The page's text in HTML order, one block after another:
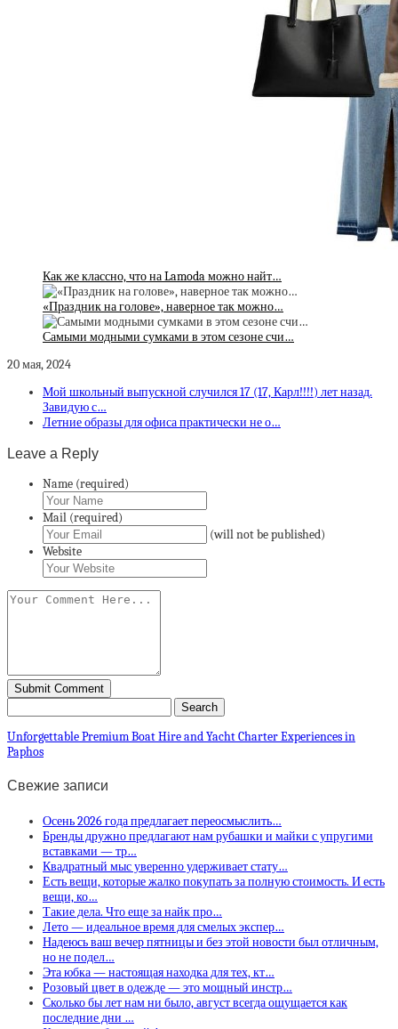
Как же классно, что на Lamoda можно найт…
«Праздник на голове», наверное так можно…
Самыми модными сумками в этом сезоне счи…
20 мая, 2024
Мой школьный выпускной случился 17 (17, Карл!!!!) лет назад.
Завидую с…
Летние образы для офиса практически не о…
Leave a Reply
Name (required)
Mail (required)
(will not be published)
Website
Unforgettable Premium Boat Hire and Yacht Charter Experiences in
Paphos
Свежие записи
Осень 2026 года предлагает переосмыслить…
Бренды дружно предлагают нам рубашки и майки с упругими
вставками — тр…
Квадратный мыс уверенно удерживает стату…
Есть вещи, которые жалко покупать за полную стоимость. И есть
вещи, ко…
Такие дела. Что еще за найк про…
Лето — идеальное время для смелых экспер…
Надеюсь ваш вечер пятницы и без этой новости был отличным,
но не подел…
Эта юбка — настоящая находка для тех, кт…
Розовый цвет в одежде — это мощный инстр…
Сколько бы лет нам ни было, август всегда ощущается как
последние дни …